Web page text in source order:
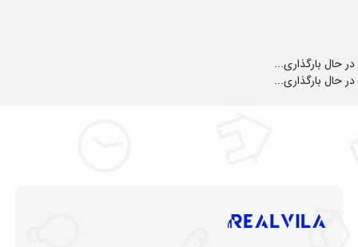
در حال بارگذاری...
در حال بارگذاری...